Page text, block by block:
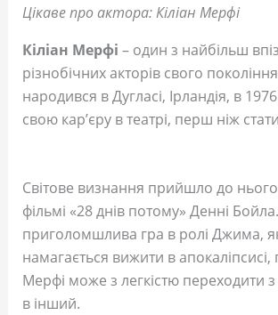
Цікаве про актора: Кіліан Мерфі
Кіліан Мерфі – один з найбільш
різнобічних акторів свого
народився в Дугласі, Ірландія, в
свою кар’єру в театрі, перш ніж
Світове визнання прийшло до нього
фільмі «28 днів потому» Денні
приголомшлива гра в ролі Джима,
намагається вижити в
Мерфі може з легкістю переходити
в інший.